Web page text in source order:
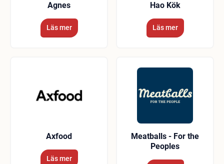
Agnes
Läs mer
Hao Kök
Läs mer
Axfood
Läs mer
Meatballs - For the
Peoples